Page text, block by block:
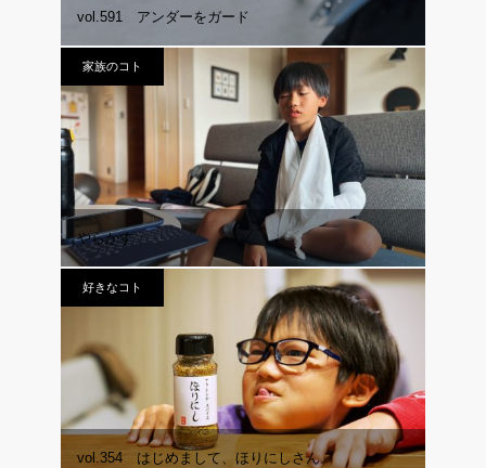
vol.591 アンダーをガード
家族のコト
やらかす
好きなコト
vol.354 はじめまして、ほりにしさん。